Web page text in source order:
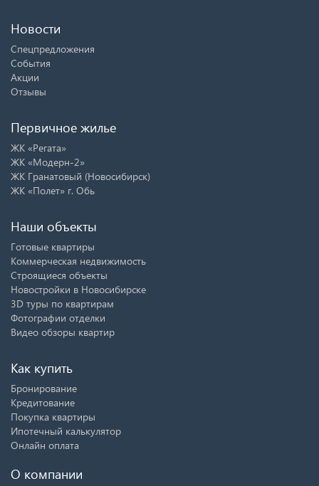
Новости
Спецпредложения
События
Акции
Отзывы
Первичное жилье
ЖК «Регата»
ЖК «Модерн-2»
ЖК Гранатовый (Новосибирск)
ЖК «Полет» г. Обь
Наши объекты
Готовые квартиры
Коммерческая недвижимость
Строящиеся объекты
Новостройки в Новосибирске
3D туры по квартирам
Фотографии отделки
Видео обзоры квартир
Как купить
Бронирование
Кредитование
Покупка квартиры
Ипотечный калькулятор
Онлайн оплата
О компании